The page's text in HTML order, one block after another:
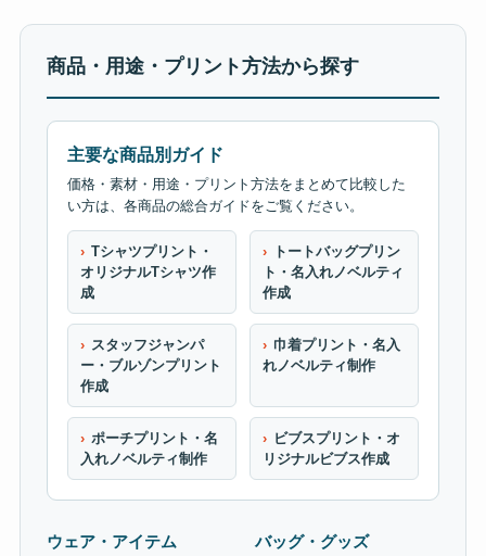
商品・用途・プリント方法から探す
主要な商品別ガイド
価格・素材・用途・プリント方法をまとめて比較した
い方は、各商品の総合ガイドをご覧ください。
Tシャツプリント・
オリジナルTシャツ作
成
トートバッグプリン
ト・名入れノベルティ
作成
スタッフジャンパ
ー・ブルゾンプリント
作成
巾着プリント・名入
れノベルティ制作
ポーチプリント・名
入れノベルティ制作
ビブスプリント・オ
リジナルビブス作成
ウェア・アイテム バッグ・グッズ